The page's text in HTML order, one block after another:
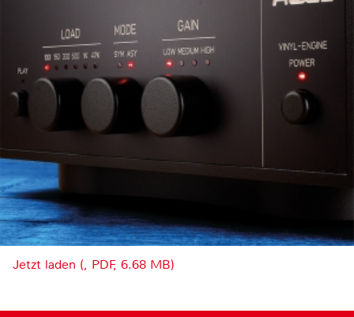
Jetzt laden (, PDF, 6.68 MB)